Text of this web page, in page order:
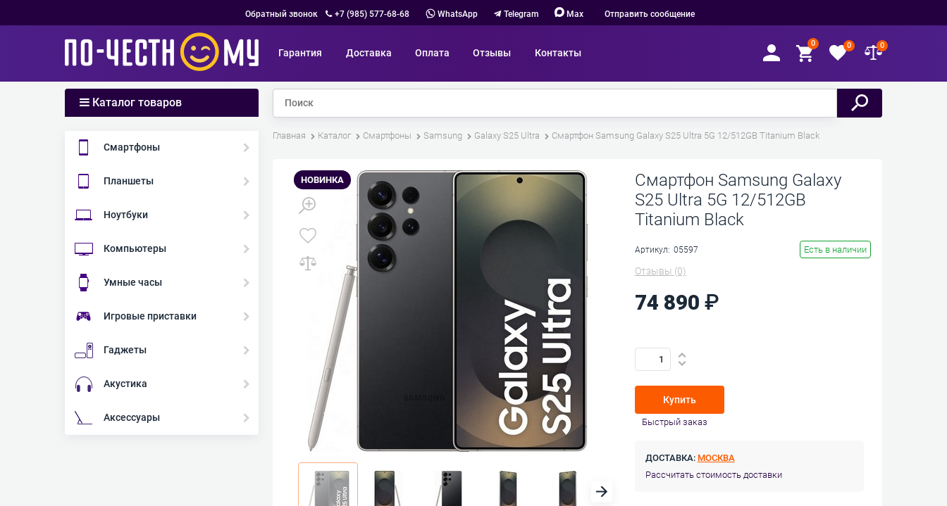
Обратный звонок +7 (985) 577-68-68 WhatsApp Telegram Max Отправить сообщение
Гарантия Доставка Оплата Отзывы Контакты
0 0 0
Каталог товаров
Смартфоны
Планшеты
Ноутбуки
Компьютеры
Умные часы
Игровые приставки
Гаджеты
Акустика
Аксессуары
Главная Каталог Смартфоны Samsung Galaxy S25 Ultra Смартфон Samsung Galaxy S25 Ultra 5G 12/512GB Titanium Black
НОВИНКА
Смартфон Samsung Galaxy
S25 Ultra 5G 12/512GB
Titanium Black
Артикул: 05597 Есть в наличии
Отзывы (0)
74 890
Купить
Быстрый заказ
ДОСТАВКА: МОСКВА
Рассчитать стоимость доставки